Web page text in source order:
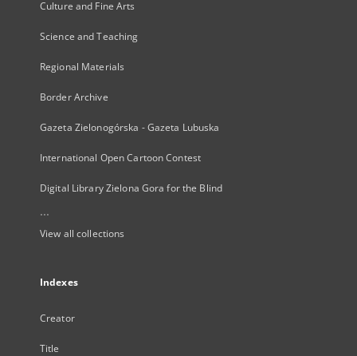
Culture and Fine Arts
Science and Teaching
Regional Materials
Border Archive
Gazeta Zielonogórska - Gazeta Lubuska
International Open Cartoon Contest
Digital Library Zielona Gora for the Blind
...
View all collections
Indexes
Creator
Title